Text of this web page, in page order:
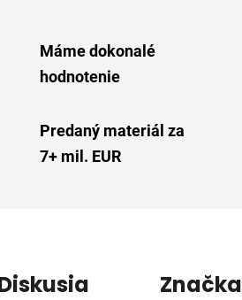
Máme dokonalé
hodnotenie
Predaný materiál za
7+ mil. EUR
Značka